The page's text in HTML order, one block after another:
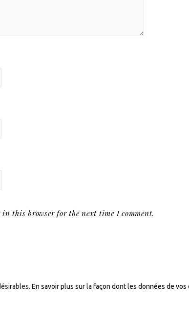
this browser for the next time I comment.
En savoir plus sur la façon dont les données de